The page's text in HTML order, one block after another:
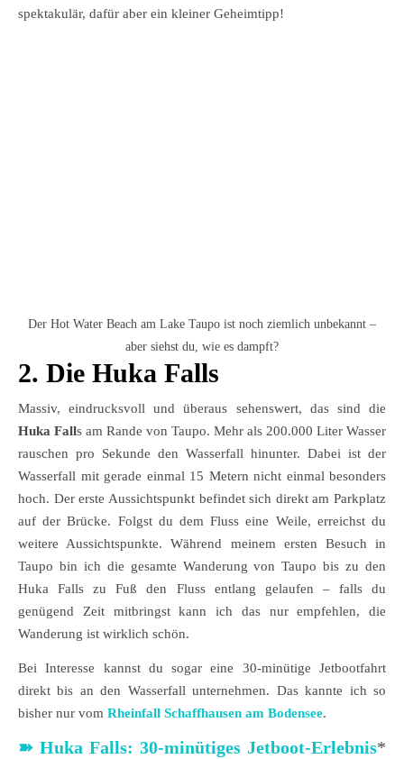
spektakulär, dafür aber ein kleiner Geheimtipp!
Der Hot Water Beach am Lake Taupo ist noch ziemlich unbekannt –
aber siehst du, wie es dampft?
2. Die Huka Falls
Massiv, eindrucksvoll und überaus sehenswert, das sind die
Huka Falls am Rande von Taupo. Mehr als 200.000 Liter Wasser
rauschen pro Sekunde den Wasserfall hinunter. Dabei ist der
Wasserfall mit gerade einmal 15 Metern nicht einmal besonders
hoch. Der erste Aussichtspunkt befindet sich direkt am Parkplatz
auf der Brücke. Folgst du dem Fluss eine Weile, erreichst du
weitere Aussichtspunkte. Während meinem ersten Besuch in
Taupo bin ich die gesamte Wanderung von Taupo bis zu den
Huka Falls zu Fuß den Fluss entlang gelaufen – falls du
genügend Zeit mitbringst kann ich das nur empfehlen, die
Wanderung ist wirklich schön.
Bei Interesse kannst du sogar eine 30-minütige Jetbootfahrt
direkt bis an den Wasserfall unternehmen. Das kannte ich so
bisher nur vom Rheinfall Schaffhausen am Bodensee.
➽ Huka Falls: 30-minütiges Jetboot-Erlebnis*